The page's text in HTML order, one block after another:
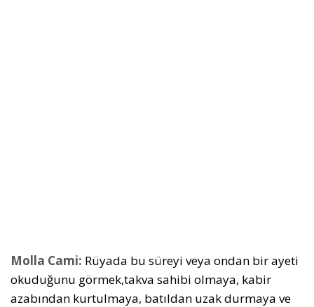
Molla Cami: Rüyada bu süreyi veya ondan bir ayeti
okuduğunu görmek,takva sahibi olmaya, kabir
azabından kurtulmaya, batıldan uzak durmaya ve